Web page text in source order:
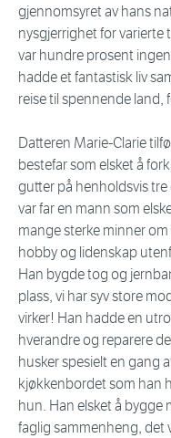
gjennomsyret av hans
nysgjerrighet for varierte
var hundre prosent
hadde et fantastisk liv
reise til spennende land,
Datteren Marie-Clarie
bestefar som elsket å
gutter på henholdsvis tre
var far en mann som
mange sterke minner
hobby og lidenskap
Han bygde tog og
plass, vi har syv store
virker! Han hadde en
hverandre og reparere
husker spesielt en gang
kjøkkenbordet som han
hun. Han elsket å bygge
faglig sammenheng, det